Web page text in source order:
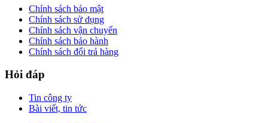
Chính sách bảo mật
Chính sách sử dụng
Chính sách vận chuyển
Chính sách bảo hành
Chính sách đổi trả hàng
Hỏi đáp
Tin công ty
Bài viết, tin tức